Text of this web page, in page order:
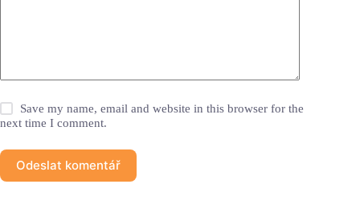
Save my name, email and website in this browser for the
next time I comment.
Odeslat komentář